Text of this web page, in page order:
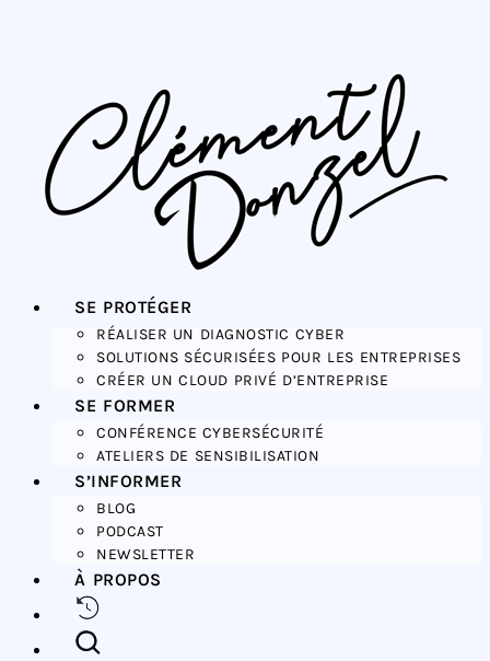
SE PROTÉGER
RÉALISER UN DIAGNOSTIC CYBER
SOLUTIONS SÉCURISÉES POUR LES ENTREPRISES
CRÉER UN CLOUD PRIVÉ D’ENTREPRISE
SE FORMER
CONFÉRENCE CYBERSÉCURITÉ
ATELIERS DE SENSIBILISATION
S’INFORMER
BLOG
PODCAST
NEWSLETTER
À PROPOS